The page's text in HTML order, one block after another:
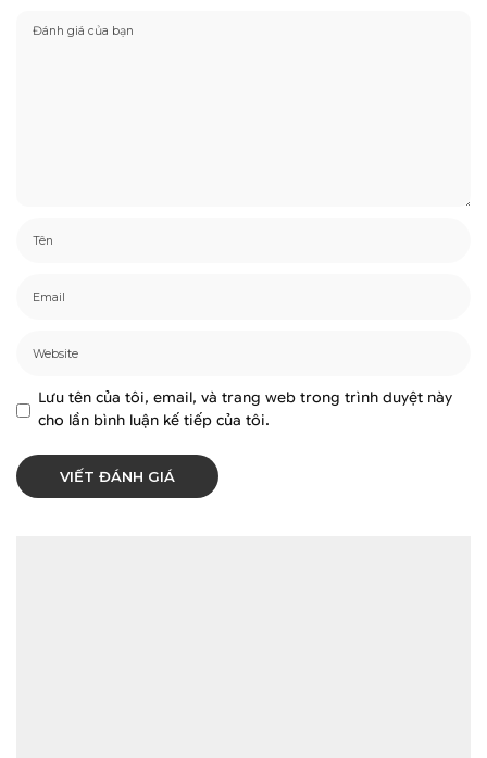
Lưu tên của tôi, email, và trang web trong trình duyệt này
cho lần bình luận kế tiếp của tôi.